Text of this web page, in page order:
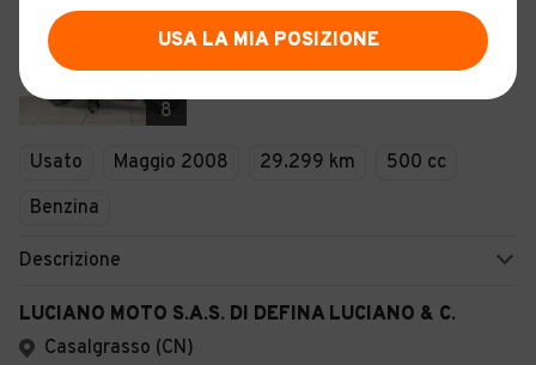
8
€ 2.390
Gilera Nexus 500
Usato Maggio 2008 29.299 km
500 cc
Benzina
Descrizione
LUCIANO MOTO S.A.S. DI DEFINA LUCIANO & C.
Casalgrasso (CN)
USA LA MIA POSIZIONE